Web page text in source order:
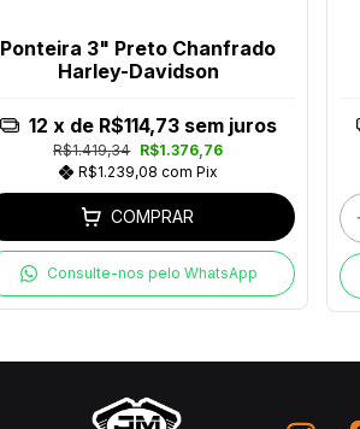
Ponteira 3" Preto Chanfrado
Harley-Davidson
R$1.419,34 R$1.376,76
R$1.239,08 com Pix
12 x de R$114,73 sem juros
COMPRAR
Consulte-nos pelo WhatsApp